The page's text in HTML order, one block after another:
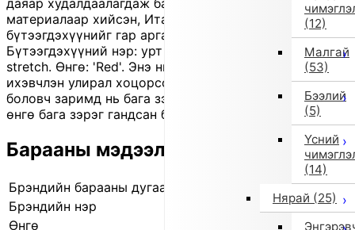
(12)
Малгай
(53)
Бээлий
(5)
Үсний
(14)
Нярай (25)
даяар худалдаалагдаж байна. Байгалийн
материалаар хийсэн, Италийн гоёмсог хэв маягтай
бүтээгдэхүүнийг гар аргаар үйлдвэрлэдэг.
Бүтээгдэхүүний нэр: урт өмд ('Red'). Материал:
stretch. Өнгө: 'Red'. Энэ нь outlet бараа бөгөөд
ихэвчлэн улирал хоцорсон шинэ бүтээгдэхүүн
боловч заримд нь бага зэрэг зураас, үрчлээ, эсвэл
өнгө бага зэрэг гандсан байж болно.
Барааны мэдээлэл
Брэндийн барааны дугаар
Брэндийн нэр
Өнгө